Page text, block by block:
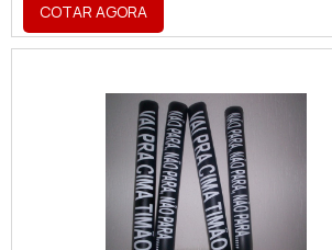
COTAR AGORA